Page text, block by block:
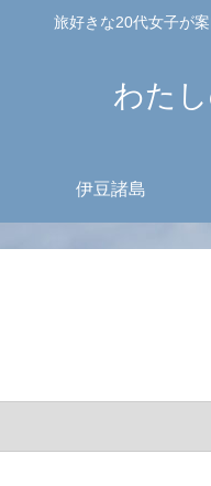
旅好きな20代女子が
わた
伊豆諸島